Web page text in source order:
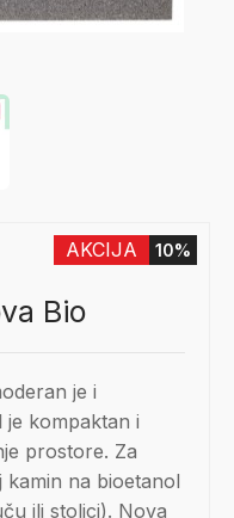
Bio
AKCIJA 10%
je i
je kompaktan i
prostore. Za
kamin na bioetanol
ili stolici). Nova